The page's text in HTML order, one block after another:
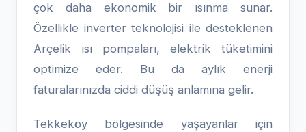
çok daha ekonomik bir ısınma sunar.
Özellikle inverter teknolojisi ile desteklenen
Arçelik ısı pompaları, elektrik tüketimini
optimize eder. Bu da aylık enerji
faturalarınızda ciddi düşüş anlamına gelir.
Tekkeköy bölgesinde yaşayanlar için